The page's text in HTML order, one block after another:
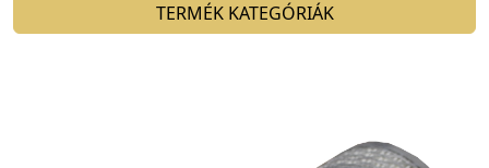
TERMÉK KATEGÓRIÁK